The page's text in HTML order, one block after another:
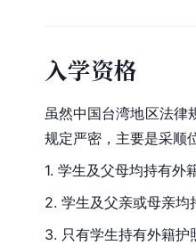
入学资格
虽然中国台湾地区法律
规定严密，主要是采顺
1. 学生及父母均持有外
2. 学生及父亲或母亲均
3. 只有学生持有外籍护